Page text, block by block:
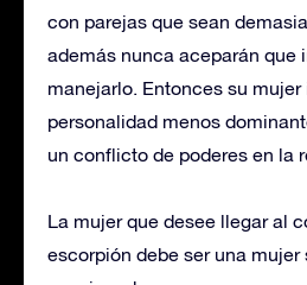
con parejas que sean
además nunca aceparán que
manejarlo. Entonces su
personalidad menos
un conflicto de poderes en la
La mujer que desee llegar al
escorpión debe ser una mujer